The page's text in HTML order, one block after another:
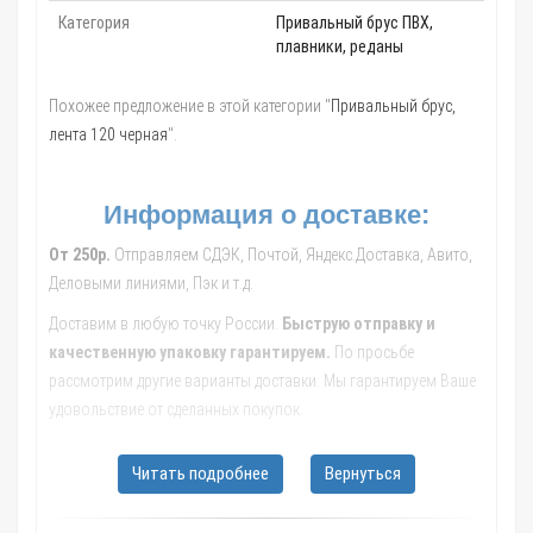
Категория
Привальный брус ПВХ,
плавники, реданы
Похожее предложение в этой категории "Привальный брус,
лента 120 черная".
Информация о доставке:
От 250р. Отправляем СДЭК, Почтой, Яндекс.Доставка, Авито,
Деловыми линиями, Пэк и т.д.
Доставим в любую точку России.
Быструю отправку и
качественную упаковку гарантируем. По просьбе
рассмотрим другие варианты доставки. Мы гарантируем Ваше
удовольствие от сделанных покупок.
транспортной компании, рассчитают стоимость и сроки
Читать подробнее Вернуться